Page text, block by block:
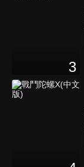
3